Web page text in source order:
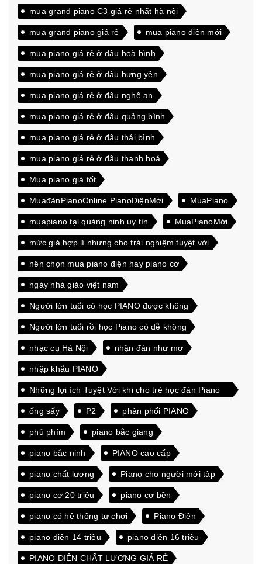
mua grand piano C3 giá rẻ nhất hà nội
mua grand piano giá rẻ mua piano điện mới
mua piano giá rẻ ở đâu hoà bình
mua piano giá rẻ ở đâu hưng yên
mua piano giá rẻ ở đâu nghệ an
mua piano giá rẻ ở đâu quảng bình
mua piano giá rẻ ở đâu thái bình
mua piano giá rẻ ở đâu thanh hoá
Mua piano giá tốt
MuađànPianoOnline PianoĐiệnMới MuaPiano
muapiano tại quảng ninh uy tín MuaPianoMới
mức giá hợp lí nhưng cho trải nghiệm tuyệt vời
nên chọn mua piano điện hay piano cơ
ngày nhà giáo việt nam
Người lớn tuổi có học PIANO được không
Người lớn tuổi rồi học Piano có dễ không
nhạc cụ Hà Nội nhận đàn như mơ
nhập khẩu PIANO
Những lợi ích Tuyệt Vời khi cho trẻ học đàn Piano
từ sớm
ống sấy P2 phân phối PIANO
phủ phím piano bắc giang
piano bắc ninh PIANO cao cấp
piano chất lượng Piano cho người mới tập
piano cơ 20 triệu piano cơ bền
piano có hệ thống tự chơi Piano Điện
piano điện 14 triệu piano điện 16 triệu
PIANO ĐIỆN CHẤT LƯỢNG GIÁ RẺ